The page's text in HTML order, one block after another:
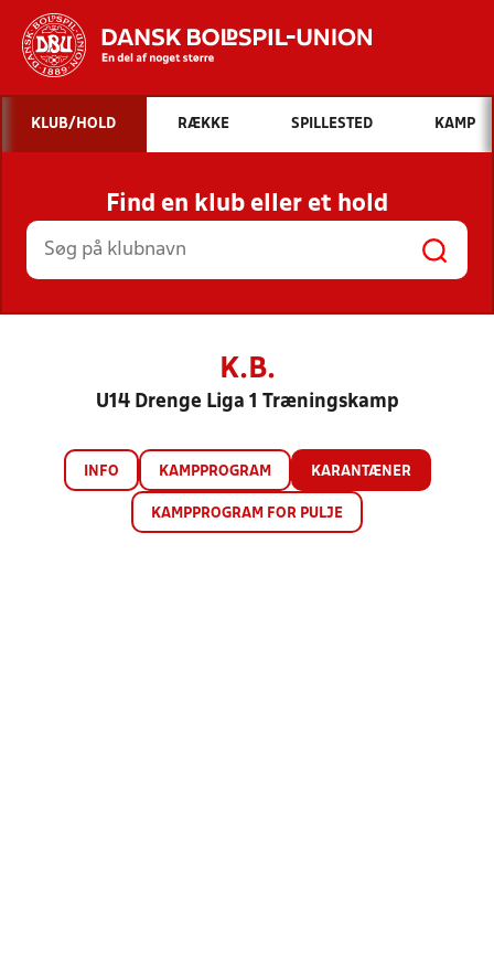
Hvad vil du søge efter?
INDHOLD OG NYHEDER
STILLINGER, RESULTATER, KLUBBER OG
HOLD
KLUB/HOLD RÆKKE SPILLESTED KAMP
Find en klub eller et hold
K.B.
U14 Drenge Liga 1 Træningskamp
INFO KAMPPROGRAM KARANTÆNER
KAMPPROGRAM FOR PULJE